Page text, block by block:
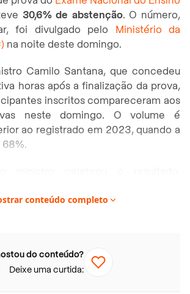
30,6% de abstenção. O número,
foi divulgado pelo Ministério da
na noite deste domingo.
Camilo Santana, que concedeu
horas após a finalização da prova,
inscritos compareceram aos
neste domingo. O volume é
ao registrado em 2023, quando a
graves”.
Meia. Ampliamos de 54% para 94%
concluintes”, informou Santana.
conteúdo completo
do conteúdo?
Deixe uma curtida: